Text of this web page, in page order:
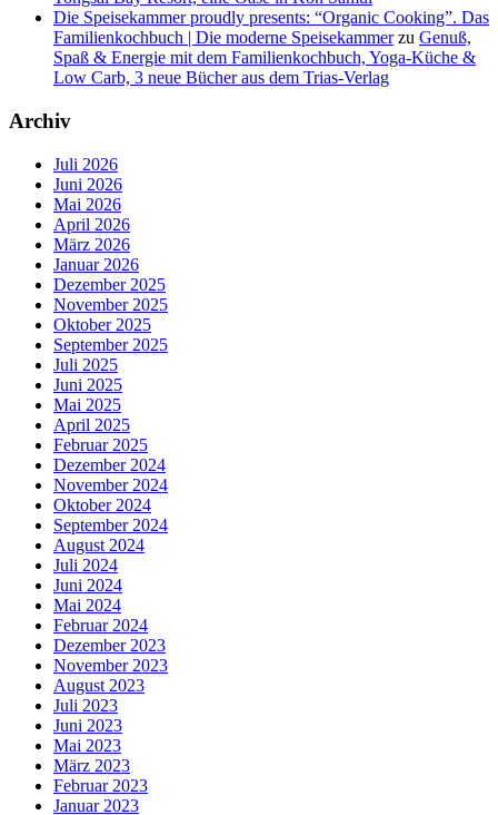
Die Speisekammer proudly presents: “Organic Cooking”. Das
Familienkochbuch | Die moderne Speisekammerzu Genuß,
Spaß & Energie mit dem Familienkochbuch, Yoga-Küche &
Low Carb, 3 neue Bücher aus dem Trias-Verlag
Archiv
Juli 2026
Juni 2026
Mai 2026
April 2026
März 2026
Januar 2026
Dezember 2025
November 2025
Oktober 2025
September 2025
Juli 2025
Juni 2025
Mai 2025
April 2025
Februar 2025
Dezember 2024
November 2024
Oktober 2024
September 2024
August 2024
Juli 2024
Juni 2024
Mai 2024
Februar 2024
Dezember 2023
November 2023
August 2023
Juli 2023
Juni 2023
Mai 2023
März 2023
Februar 2023
Januar 2023